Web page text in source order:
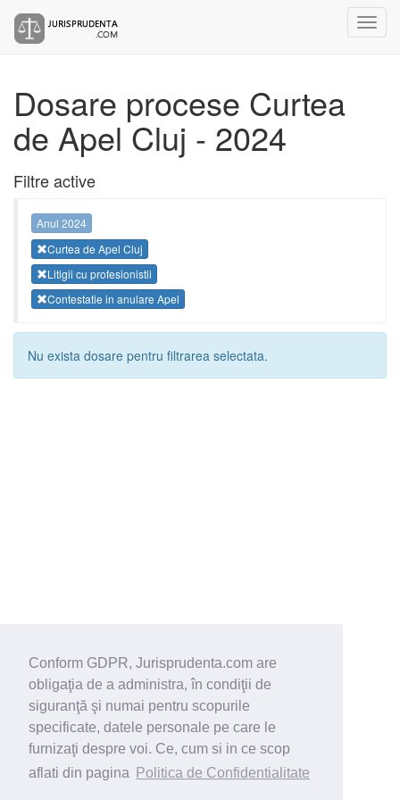
Conform GDPR, Jurisprudenta.com are
obligaţia de a administra, în condiţii de
siguranţă şi numai pentru scopurile
specificate, datele personale pe care le
furnizaţi despre voi. Ce, cum si in ce scop
aflati din pagina
Politica de Confidentialitate
Dosare procese Curtea
de Apel Cluj - 2024
Filtre active
Anul 2024
Curtea de Apel Cluj
Litigii cu profesionistii
Contestatie in anulare Apel
Nu exista dosare pentru filtrarea selectata.